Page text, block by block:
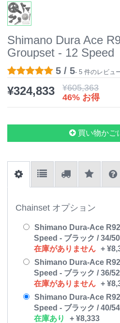
Shimano Dura Ace
Groupset - 12 Speed
5 / 5- 5 件のレビュ
¥324,833 ¥605,363
46% お得
買い物かご
Chainset オプション
Shimano Dura-Ace
Speed - ブラック / 34/
在庫がありません + ¥
Shimano Dura-Ace
Speed - ブラック / 36/
在庫がありません + ¥
Shimano Dura-Ace
Speed - ブラック / 40/
在庫あり
+ ¥8,333